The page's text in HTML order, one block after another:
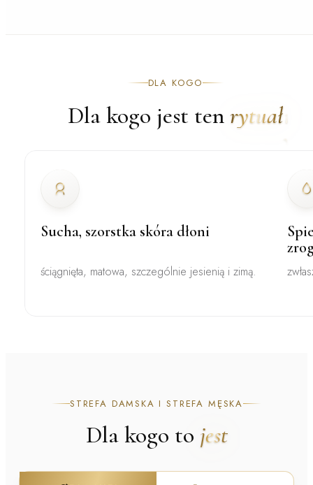
DLA KOGO
Dla kogo jest tenrytuał
Sucha, szorstka skóra dłoni
ściągnięta, matowa, szczególnie jesienią i zimą.
STREFA DAMSKA I STREFA MĘSKA
Dla kogo to jest